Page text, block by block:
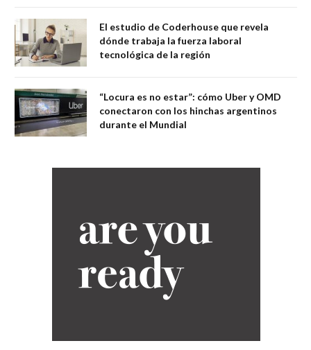
El estudio de Coderhouse que revela
dónde trabaja la fuerza laboral
tecnológica de la región
“Locura es no estar”: cómo Uber y OMD
conectaron con los hinchas argentinos
durante el Mundial